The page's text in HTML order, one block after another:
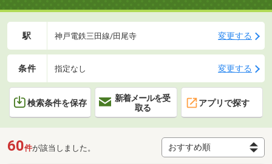
駅 神戸電鉄三田線/田尾寺 変更する
条件 指定なし 変更する
検索条件を保存
新着メールを受
取る
アプリで探す
60件が該当しました。